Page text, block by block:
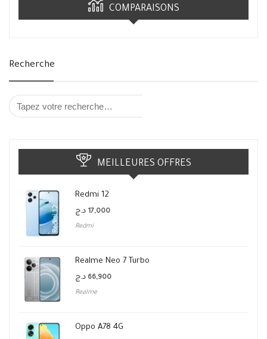
COMPARAISONS
Recherche
MEILLEURES OFFRES
Redmi 12
17,000 د.ج
Redmi
Realme Neo 7 Turbo
66,900 د.ج
Realme
Oppo A78 4G